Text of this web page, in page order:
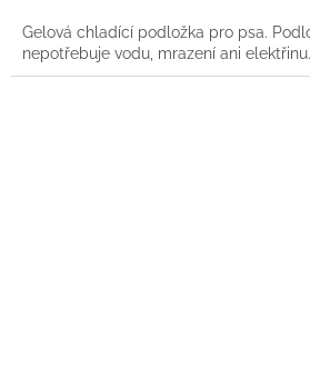
Gelová chladící podložka pro psa.
nepotřebuje vodu, mrazení ani elektřinu.